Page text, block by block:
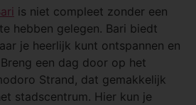
is niet compleet zonder een
hebben gelegen. Bari biedt
je heerlijk kunt ontspannen en
een dag door op het
Strand, dat gemakkelijk
stadscentrum. Hier kun je